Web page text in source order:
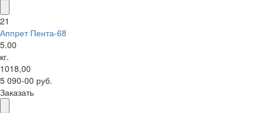
21
Аппрет Пента-68
5.00
кг.
1018,00
5 090-00 руб.
Заказать